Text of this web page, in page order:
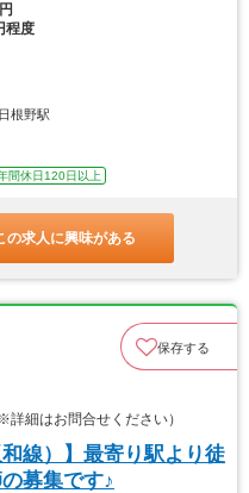
程度
根野駅
間休日120日以上
の求人に興味がある
保存する
細はお問合せください）
線）】最寄り駅より徒
募集です♪